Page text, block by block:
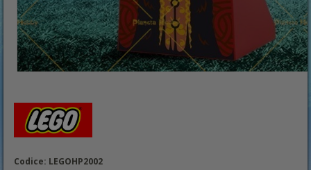
Codice: LEGOHP2002